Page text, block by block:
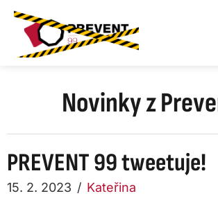
Skip
content
Novinky z
PREVENT 99 tweetuje!
15. 2. 2023 / Kateřina